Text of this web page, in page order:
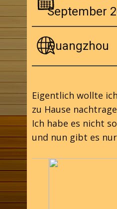
September
Guangzhou
Eigentlich wollte
zu Hause
Ich habe es nicht
und nun gibt es